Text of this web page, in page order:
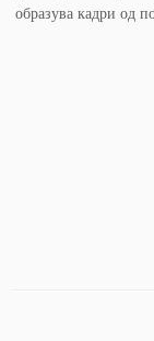
образува кадри од